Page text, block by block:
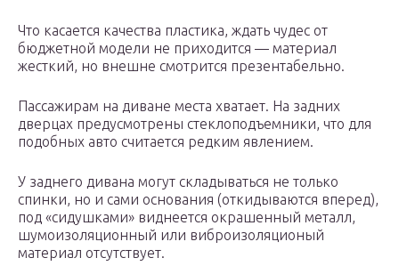
Что касается качества пластика, ждать чудес от
бюджетной модели не приходится — материал
жесткий, но внешне смотрится презентабельно.
Пассажирам на диване места хватает. На задних
дверцах предусмотрены стеклоподъемники, что для
подобных авто считается редким явлением.
У заднего дивана могут складываться не только
спинки, но и сами основания (откидываются вперед),
под «сидушками» виднеется окрашенный металл,
шумоизоляционный или виброизоляционый
материал отсутствует.